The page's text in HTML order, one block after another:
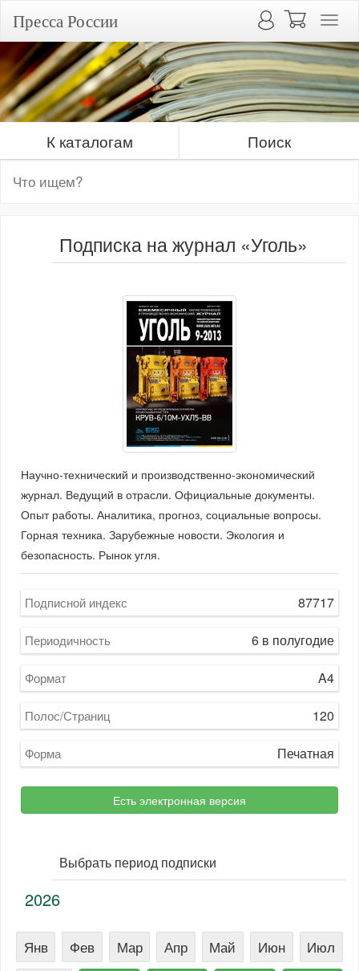
Пресса России
К каталогам Поиск
Подписка на журнал «Уголь»
Научно-технический и производственно-экономический
журнал. Ведущий в отрасли. Официальные документы.
Опыт работы. Аналитика, прогноз, социальные вопросы.
Горная техника. Зарубежные новости. Экология и
безопасность. Рынок угля.
Подписной индекс 87717
Периодичность 6 в полугодие
Формат A4
Полос/Страниц 120
Форма Печатная
Есть электронная версия
Выбрать период подписки
2026
Янв Фев Мар Апр Май Июн
Июл